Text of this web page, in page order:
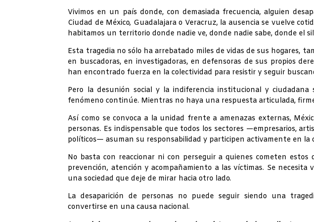
Vivimos en un país donde, con demasiada frecuencia, alguien
Ciudad de México, Guadalajara o Veracruz, la ausencia se vuelve
habitamos un territorio donde nadie ve, donde nadie sabe, donde el
Esta tragedia no sólo ha arrebatado miles de vidas de sus hogares,
en buscadoras, en investigadoras, en defensoras de sus propios
han encontrado fuerza en la colectividad para resistir y seguir
Pero la desunión social y la indiferencia institucional y
fenómeno continúe. Mientras no haya una respuesta articulada,
Así como se convoca a la unidad frente a amenazas externas,
personas. Es indispensable que todos los sectores —empresarios,
políticos— asuman su responsabilidad y participen activamente en la
No basta con reaccionar ni con perseguir a quienes cometen estos
prevención, atención y acompañamiento a las víctimas. Se necesita
una sociedad que deje de mirar hacia otro lado.
La desaparición de personas no puede seguir siendo una
convertirse en una causa nacional.